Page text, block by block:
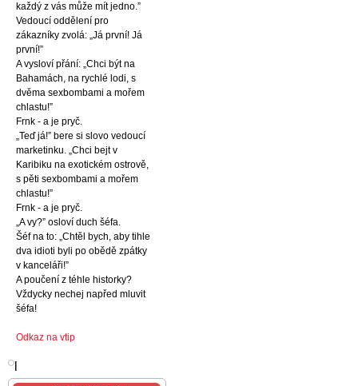
každý z vás může mít jedno.”
Vedoucí oddělení pro
zákazníky zvolá: „Já první! Já
první!”
A vysloví přání: „Chci být na
Bahamách, na rychlé lodi, s
dvěma sexbombami a mořem
chlastu!”
Frnk - a je pryč.
„Teď já!” bere si slovo vedoucí
marketinku. „Chci bejt v
Karibiku na exotickém ostrově,
s pěti sexbombami a mořem
chlastu!”
Frnk - a je pryč.
„A vy?” osloví duch šéfa.
Šéf na to: „Chtěl bych, aby tihle
dva idioti byli po obědě zpátky
v kanceláři!”
A poučení z téhle historky?
Vždycky nechej napřed mluvit
šéfa!
Odkaz na vtip